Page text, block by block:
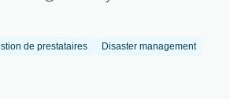
de prestataires
Disaster management